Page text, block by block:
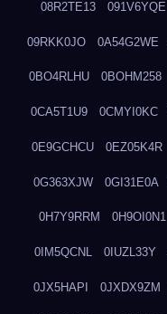
08R2TE13 091V6YQE
09RKK0JO 0A54G2WE
0BO4RLHU 0BOHM258
0CA5T1U9 0CMYI0KC
0E9GCHCU 0EZ05K4R
0G363XJW 0GI31E0A
0H7Y9RRM 0H9OI0N1
0IM5QCNL 0IUZL33Y
0JX5HAPI 0JXDX9ZM